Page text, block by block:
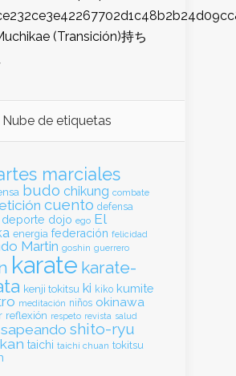
(Transición)持ち
Nube de etiquetas
marciales
budo chikung combate
cuento defensa
deporte dojo ego El
energia federación felicidad
Martin goshin guerrero
karate karate-
kenji tokitsu ki kiko kumite
meditación niños okinawa
reflexión respeto revista salud
sapeando shito-ryu
taichi taichi chuan tokitsu